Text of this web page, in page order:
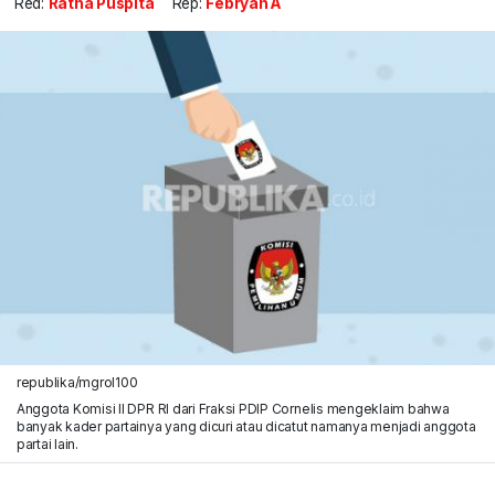
republika/mgrol100
Anggota Komisi II DPR RI dari Fraksi PDIP Cornelis mengeklaim bahwa
banyak kader partainya yang dicuri atau dicatut namanya menjadi anggota
partai lain.